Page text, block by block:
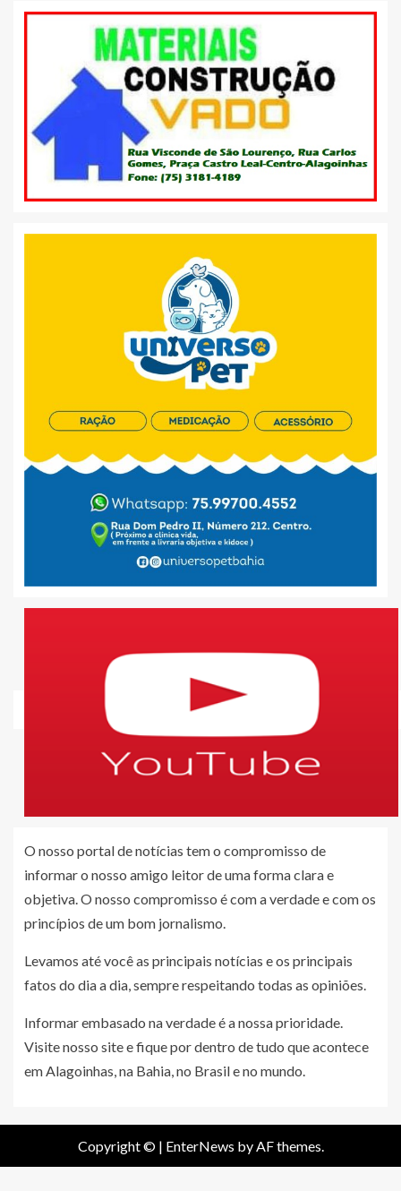
O nosso portal de notícias tem o compromisso de
informar o nosso amigo leitor de uma forma clara e
objetiva. O nosso compromisso é com a verdade e com os
princípios de um bom jornalismo.
Levamos até você as principais notícias e os principais
fatos do dia a dia, sempre respeitando todas as opiniões.
Informar embasado na verdade é a nossa prioridade.
Visite nosso site e fique por dentro de tudo que acontece
em Alagoinhas, na Bahia, no Brasil e no mundo.
Copyright © | EnterNews by AF themes.